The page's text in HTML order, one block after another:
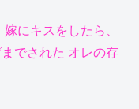
にキスをしたら、
でされた オレの存